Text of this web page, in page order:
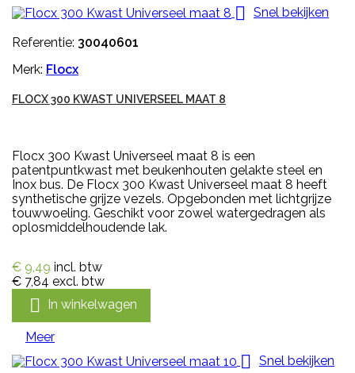
 Snel bekijken
Referentie: 30040601
Merk: Flocx
FLOCX 300 KWAST UNIVERSEEL MAAT 8
Flocx 300 Kwast Universeel maat 8 is een
patentpuntkwast met beukenhouten gelakte steel en
Inox bus. De Flocx 300 Kwast Universeel maat 8 heeft
synthetische grijze vezels. Opgebonden met lichtgrijze
touwwoeling. Geschikt voor zowel watergedragen als
oplosmiddelhoudende lak.
€ 9,49 incl. btw
€ 7,84 excl. btw
 In winkelwagen
Meer
 Snel bekijken